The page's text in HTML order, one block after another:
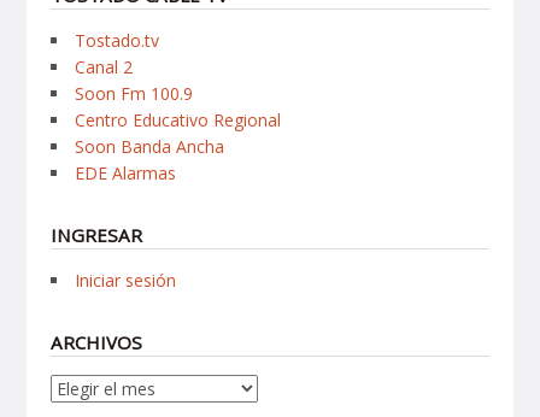
Tostado.tv
Canal 2
Soon Fm 100.9
Centro Educativo Regional
Soon Banda Ancha
EDE Alarmas
INGRESAR
Iniciar sesión
ARCHIVOS
Archivos